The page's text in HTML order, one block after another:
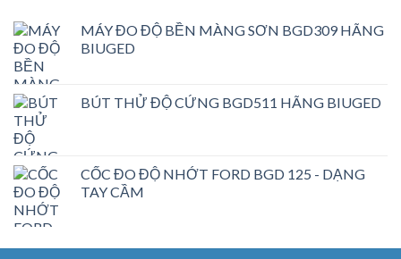
MÁY ĐO ĐỘ BỀN MÀNG SƠN BGD309 HÃNG
BIUGED
BÚT THỬ ĐỘ CỨNG BGD511 HÃNG BIUGED
CỐC ĐO ĐỘ NHỚT FORD BGD 125 - DẠNG
TAY CẦM